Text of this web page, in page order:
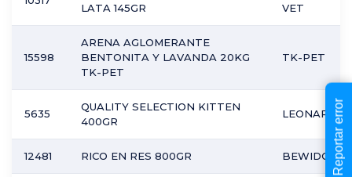
LATA 145GR VET
15598
ARENA AGLOMERANTE
BENTONITA Y LAVANDA 20KG
TK-PET
TK-PET
5635
QUALITY SELECTION KITTEN
400GR
LEONARDO
12481 RICO EN RES 800GR BEWIDOGReportar error